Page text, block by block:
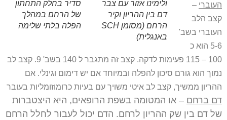
סדיר בחלק התחתון
של הרחם במהלך
הפלה בלתי שלימה
ולימינו אזור עם צבר
דם בין ההריון וקיר
הרחם (מסומן SCH
באנגלית)
העוברי –
קצב הלב
העוברי בשב'
5-6 הוא כ
100 – 115 פעימות לדקה. קצב זה מתגבר ל 140 בשב' 9. קצב לב
נמוך הוא גורם סיכון להפלה ובמיוחד אם יש דימום וגינלי. אם
ההריון ממשיך, קצב לב איטי משויך עם בעיות כרומוזומליות בעובר
דם ברחם – או המטומה בשפת הרופאים, היא היצטברות
של דם בין שק ההריון לרחם. הדם יכול לעבור לחלל הרחם